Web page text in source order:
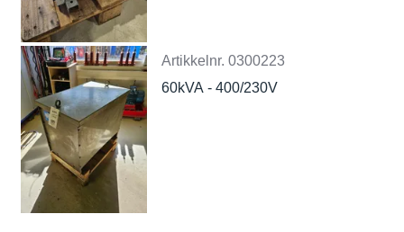
Artikkelnr. 0300223
60kVA - 400/230V